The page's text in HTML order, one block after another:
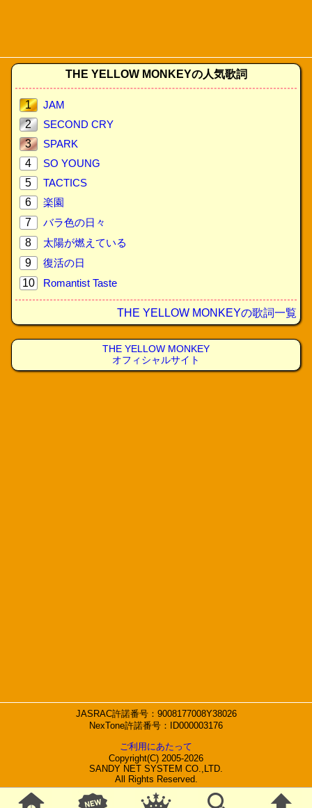
THE YELLOW MONKEYの人気歌詞
1
JAM
2
SECOND CRY
3
SPARK
4
SO YOUNG
5
TACTICS
6
楽園
7
バラ色の日々
8
太陽が燃えている
9
復活の日
10
Romantist Taste
THE YELLOW MONKEYの歌詞一覧
THE YELLOW MONKEY
オフィシャルサイト
JASRAC許諾番号：9008177008Y38026
NexTone許諾番号：ID000003176
ご利用にあたって
Copyright(C) 2005-2026
SANDY NET SYSTEM CO.,LTD.
All Rights Reserved.